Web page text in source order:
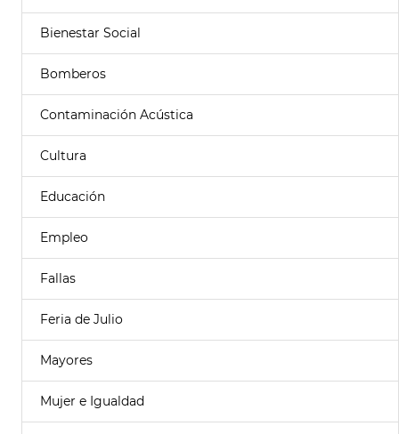
Bienestar Social
Bomberos
Contaminación Acústica
Cultura
Educación
Empleo
Fallas
Feria de Julio
Mayores
Mujer e Igualdad